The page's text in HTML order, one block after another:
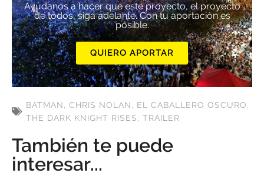
Ayúdanos a hacer que este proyecto, el proyecto
de todos, siga adelante. Con tu aportación es
posible.
QUIERO APORTAR
BATMAN, CHRIS NOLAN, EL CABALLERO OSCURO,
THE DARK KNIGHT RISES, TRAILER
También te puede
interesar...